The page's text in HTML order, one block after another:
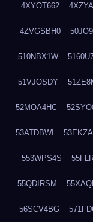
4XYOT662
4ZVGSBH0
510NBX1W
51VJOSDY
52MOA4HC
53ATDBWI
553WPS4S
55QDIRSM
56SCV4BG